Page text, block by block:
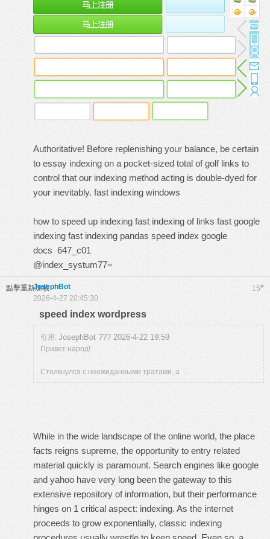
Authoritative! Before replenishing your balance, be certain
to essay indexing on a pocket-sized total of golf links to
control that our indexing method acting is double-dyed for
your inevitably. fast indexing windows
how to speed up indexing fast indexing of links fast google
indexing fast indexing pandas speed index google
docs 647_c01
@index_systum77=
點擊重新加載 15#
JosephBot
2026-4-27 20:45:30
speed index wordpress
引用: JosephBot ??? 2026-4-22 19:59
Привет народ!
Столкнулся с неожиданными тратами, а ...
While in the wide landscape of the online world, the place
facts reigns supreme, the opportunity to entry related
material quickly is paramount. Search engines like google
and yahoo have very long been the gateway to this
extensive repository of information, but their performance
hinges on 1 critical aspect: indexing. As the internet
proceeds to grow exponentially, classic indexing